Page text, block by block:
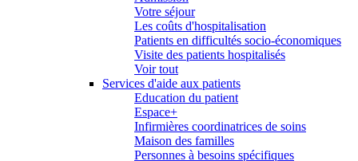
Votre séjour
Les coûts d'hospitalisation
Patients en difficultés socio-économiques
Visite des patients hospitalisés
Voir tout
Services d'aide aux patients
Education du patient
Espace+
Infirmières coordinatrices de soins
Maison des familles
Personnes à besoins spécifiques